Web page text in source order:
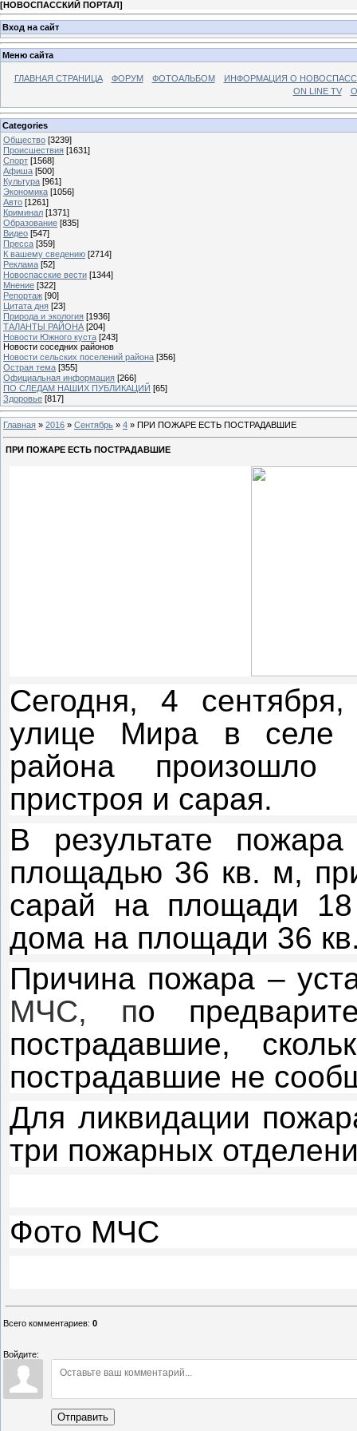
[НОВОСПАССКИЙ ПОРТАЛ]
Вход на сайт
Меню сайта
ГЛАВНАЯ СТРАНИЦА ФОРУМ ФОТОАЛЬБОМ
ИНФОРМАЦИЯ О
ON LINE TV
Categories
Общество [3239]
Происшествия [1631]
Спорт [1568]
Афиша [500]
Культура [961]
Экономика [1056]
Авто [1261]
Криминал [1371]
Образование [835]
Видео [547]
Пресса [359]
К вашему сведению [2714]
Реклама [52]
Новоспасские вести [1344]
Мнение [322]
Репортаж [90]
Цитата дня [23]
Природа и экология [1936]
ТАЛАНТЫ РАЙОНА [204]
Новости Южного куста [243]
Новости соседних районов
Новости сельских поселений района [356]
Острая тема [355]
Официальная информация [266]
ПО СЛЕДАМ НАШИХ ПУБЛИКАЦИЙ [65]
Здоровье [817]
Главная » 2016 » Сентябрь » 4 » ПРИ ПОЖАРЕ ЕСТЬ ПОСТРАДАВШИЕ
ПРИ ПОЖАРЕ ЕСТЬ ПОСТРАДАВШИЕ
Сегодня, 4
улице Мира в селе
района произошло
пристроя и сарая.
В результате
площадью 36 кв. м,
сарай на площади
дома на площади 36
Причина пожара –
МЧС, по
пострадавшие,
пострадавшие не
Для ликвидации
три пожарных
Фото МЧС
Всего комментариев: 0
Войдите:
Отправить